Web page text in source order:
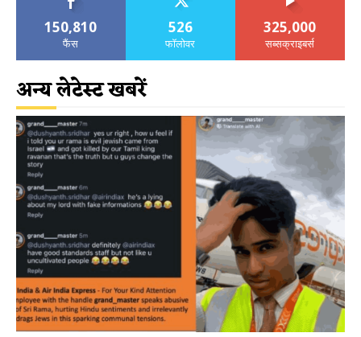
150,810
फैंस
526
फॉलोवर
325,000
सब्सक्राइबर्स
अन्य लेटेस्ट खबरें